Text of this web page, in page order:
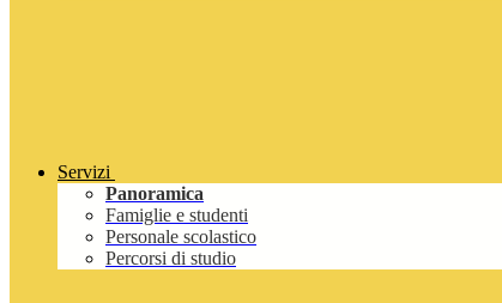
Servizi
Panoramica
Famiglie e studenti
Personale scolastico
Percorsi di studio